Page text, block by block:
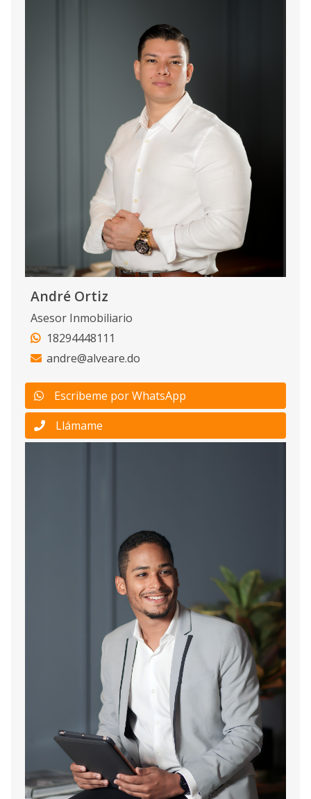
André Ortiz
Asesor Inmobiliario
18294448111
andre@alveare.do
Escribeme por WhatsApp
Llámame